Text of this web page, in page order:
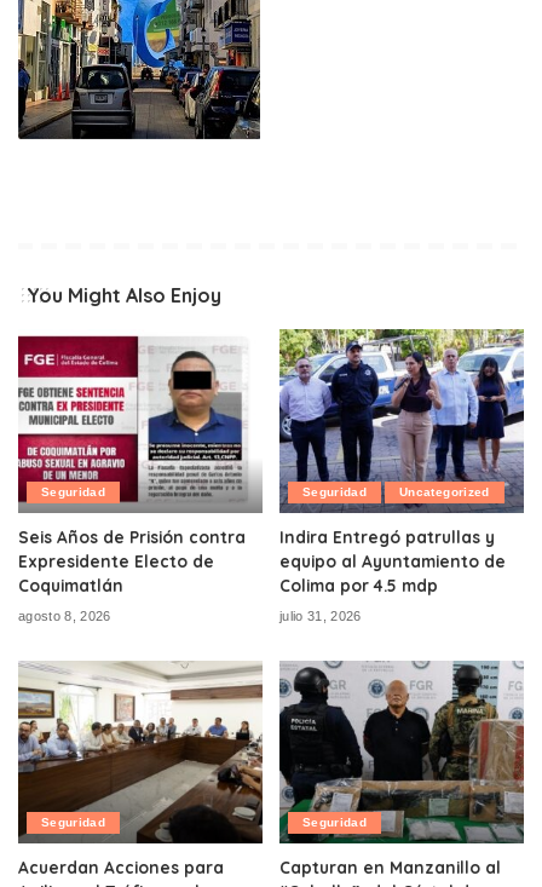
You Might Also Enjoy
Seguridad
Seis Años de Prisión contra
Expresidente Electo de
Coquimatlán
agosto 8, 2026
Seguridad Uncategorized
Indira Entregó patrullas y
equipo al Ayuntamiento de
Colima por 4.5 mdp
julio 31, 2026
Seguridad
Acuerdan Acciones para
Seguridad
Capturan en Manzanillo al